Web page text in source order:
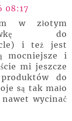
08:17
w złotym
do
i też jest
mocniejsze i
mi jeszcze
do
są tak mało
wycinać